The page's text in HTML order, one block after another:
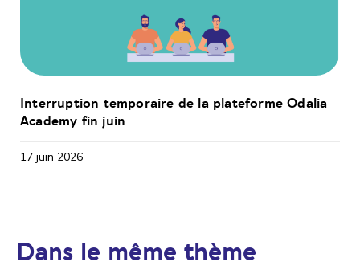
Interruption temporaire de la plateforme Odalia
Academy fin juin
17 juin 2026
Dans le même thème